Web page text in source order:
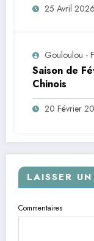
25 Avril 2026
Gouloulou -
Saison de
Chinois
20 Février
LAISSER
Commentaires